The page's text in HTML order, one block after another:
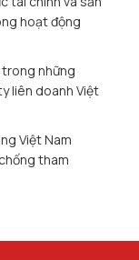
hoạt động
những
liên doanh Việt
Việt Nam
tham